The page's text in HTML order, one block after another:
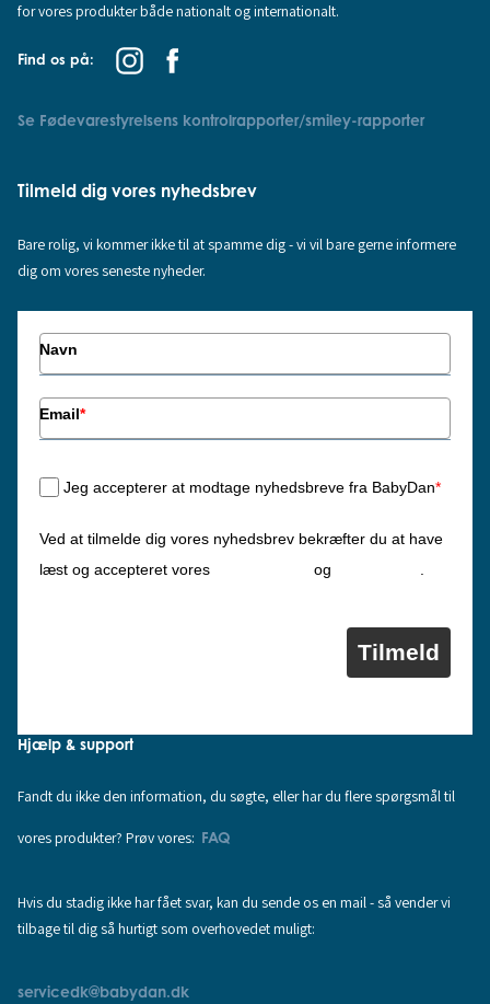
for vores produkter både nationalt og internationalt.
Find os på:
Se Fødevarestyrelsens kontrolrapporter/smiley-rapporter
Tilmeld dig vores nyhedsbrev
Bare rolig, vi kommer ikke til at spamme dig - vi vil bare gerne informere
dig om vores seneste nyheder.
Navn
Email*
Jeg accepterer at modtage nyhedsbreve fra BabyDan*
Ved at tilmelde dig vores nyhedsbrev bekræfter du at have
læst og accepteret vores
og .
Tilmeld
Hjælp & support
Fandt du ikke den information, du søgte, eller har du flere spørgsmål til
vores produkter? Prøv vores: FAQ
Hvis du stadig ikke har fået svar, kan du sende os en mail - så vender vi
tilbage til dig så hurtigt som overhovedet muligt:
servicedk@babydan.dk